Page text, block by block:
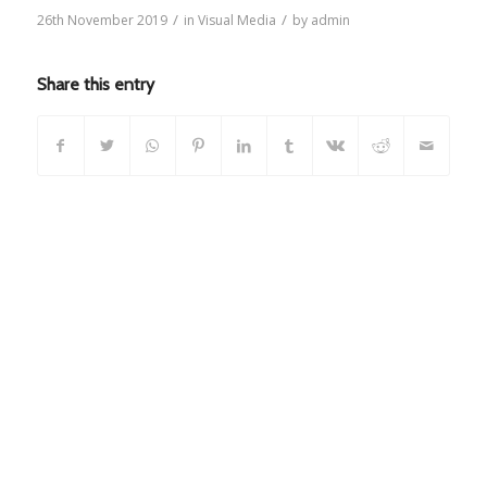
26th November 2019 / in Visual Media / by admin
Share this entry